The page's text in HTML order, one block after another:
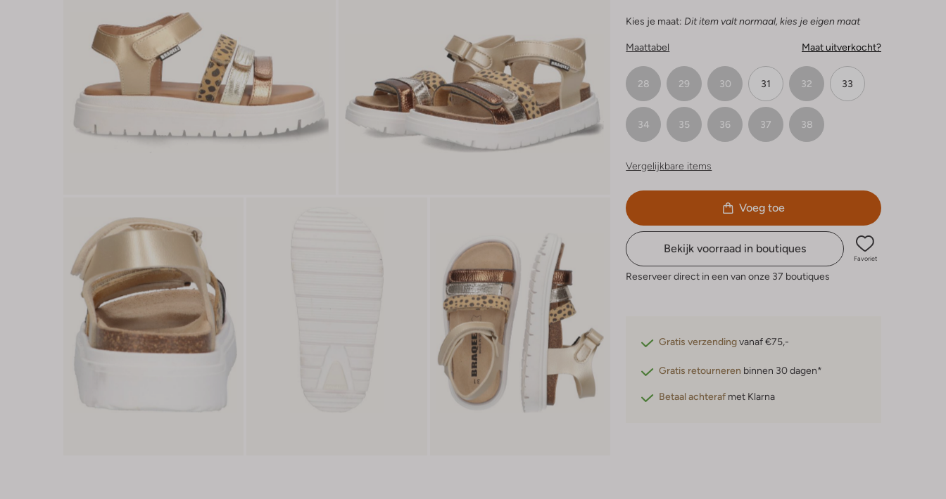
Kies je maat: Dit item valt normaal, kies je eigen maat
Maattabel Maat uitverkocht?
28 29 30 31 32 33
34 35 36 37 38
Vergelijkbare items
Voeg toe
Bekijk voorraad in boutiques
Favoriet
Reserveer direct in een van onze 37 boutiques
Gratis verzendingvanaf €75,-
Gratis retourneren binnen 30 dagen*
Betaal achteraf met Klarna